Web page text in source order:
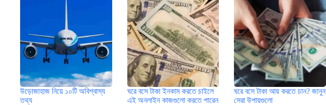
উড়োজাহাজ নিয়ে ১০টি অবিশ্বাস্য
তথ্য
ঘরে বসে টাকা ইনকাম করতে চাইলে
এই অনলাইন কাজগুলো করতে পারেন
ঘরে বসে টাকা আয় করতে চান? জানুন
সেরা উপায়গুলো